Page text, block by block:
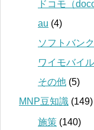
ドコモ（
au (4)
ソフトバン
ワイモバイ
その他 (5)
MNP豆知識 (149)
施策 (140)